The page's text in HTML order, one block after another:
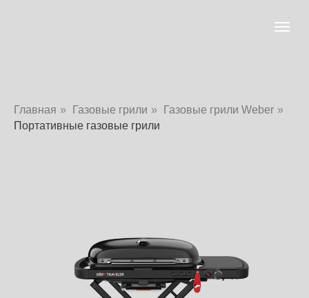
Главная » Газовые грили » Газовые грили Weber »
Портативные газовые грили